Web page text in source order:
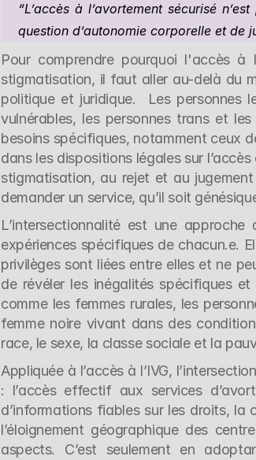
“L’accès à l’avortement sécurisé
question d’autonomie corporelle et de
Pour comprendre pourquoi l'accès
stigmatisation, il faut aller au-delà du
politique et juridique.  Les personnes
vulnérables, les personnes trans et
besoins spécifiques, notamment ceux
dans les dispositions légales sur
stigmatisation, au rejet et au
demander un service, qu’il soit
L’intersectionnalité est une
expériences spécifiques de chacun.e.
privilèges sont liées entre elles et ne
de révéler les inégalités spécifiques
comme les femmes rurales, les
femme noire vivant dans des
race, le sexe, la classe sociale et la
Appliquée à l’accès à l’IVG,
: l’accès effectif aux services
d’informations fiables sur les droits,
l’éloignement géographique des
aspects. C’est seulement en